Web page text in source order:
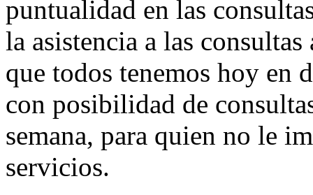
puntualidad en las
la asistencia a las
que todos tenemos hoy en
con posibilidad de
semana, para quien no le
servicios.